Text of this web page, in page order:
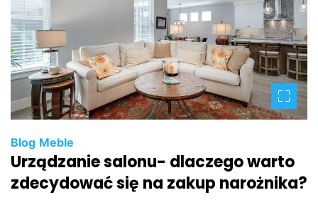
Blog Meble
Urządzanie salonu- dlaczego warto
zdecydować się na zakup narożnika?